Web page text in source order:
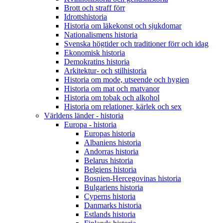
Brott och straff förr
Idrottshistoria
Historia om läkekonst och sjukdomar
Nationalismens historia
Svenska högtider och traditioner förr och idag
Ekonomisk historia
Demokratins historia
Arkitektur- och stilhistoria
Historia om mode, utseende och hygien
Historia om mat och matvanor
Historia om tobak och alkohol
Historia om relationer, kärlek och sex
Världens länder - historia
Europa - historia
Europas historia
Albaniens historia
Andorras historia
Belarus historia
Belgiens historia
Bosnien-Hercegovinas historia
Bulgariens historia
Cyperns historia
Danmarks historia
Estlands historia